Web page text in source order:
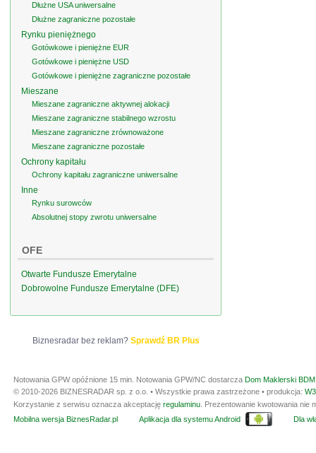
Dłużne USA uniwersalne
Dłużne zagraniczne pozostałe
Rynku pieniężnego
Gotówkowe i pieniężne EUR
Gotówkowe i pieniężne USD
Gotówkowe i pieniężne zagraniczne pozostałe
Mieszane
Mieszane zagraniczne aktywnej alokacji
Mieszane zagraniczne stabilnego wzrostu
Mieszane zagraniczne zrównoważone
Mieszane zagraniczne pozostałe
Ochrony kapitału
Ochrony kapitału zagraniczne uniwersalne
Inne
Rynku surowców
Absolutnej stopy zwrotu uniwersalne
OFE
Otwarte Fundusze Emerytalne
Dobrowolne Fundusze Emerytalne (DFE)
Biznesradar bez reklam? Sprawdź BR Plus
Notowania GPW opóźnione 15 min. Notowania GPW/NC dostarcza Dom Maklerski
© 2010-2026 BIZNESRADAR sp. z o.o. • Wszystkie prawa zastrzeżone • produkcja:
Korzystanie z serwisu oznacza akceptację regulaminu . Prezentowanie kwotowania
Mobilna wersja BiznesRadar.pl
Aplikacja dla systemu Android Dla